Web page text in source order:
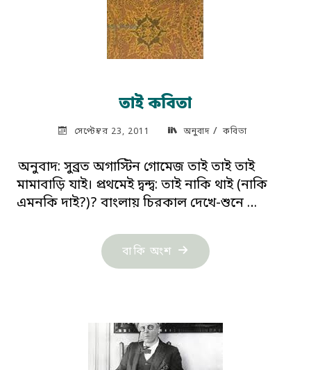
তাই কবিতা
সেপ্টেম্বর 23, 2011 অনুবাদ/ কবিতা
অনুবাদ: সুব্রত অগাস্টিন গোমেজ তাই তাই তাই
মামাবাড়ি যাই। প্রথমেই দ্বন্দ্ব: তাই নাকি থাই (নাকি
এমনকি দাই?)? বাংলায় চিরকাল দেখে-শুনে …
বাকি অংশ "তাই
কবিতা"